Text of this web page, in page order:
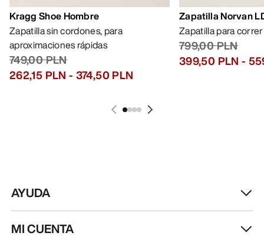
Kragg Shoe Hombre
Zapatilla sin cordones, para
aproximaciones rápidas
749,00 PLN
262,15 PLN - 374,50 PLN
Zapatilla Norvan
Zapatilla para
799,00 PLN
399,50 PLN -
AYUDA
MI CUENTA